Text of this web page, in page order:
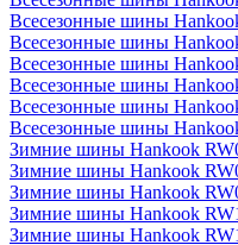
Всесезонные шины
Всесезонные шины
Всесезонные шины
Всесезонные шины
Всесезонные шины
Всесезонные шины
Зимние шины Hankook
Зимние шины Hankook
Зимние шины Hankook
Зимние шины Hankook
Зимние шины Hankook